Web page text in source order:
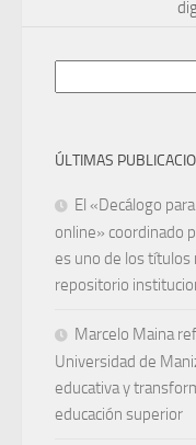
ÚLTIMAS
El «Decálogo
online» coordinado
es uno de los títulos
repositorio
Marcelo Maina
Universidad de
educativa y
educación superior